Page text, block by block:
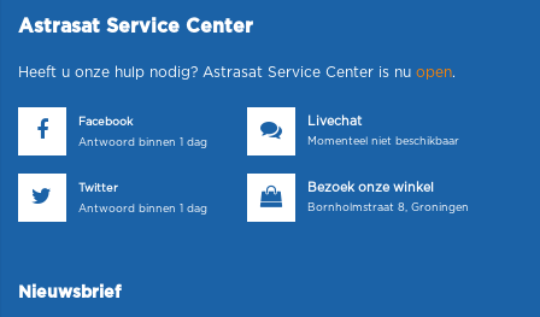
Astrasat Service Center
Heeft u onze hulp nodig? Astrasat Service Center is nu open.
Facebook
Antwoord binnen 1 dag
Livechat
Momenteel niet beschikbaar
Twitter
Antwoord binnen 1 dag
Bezoek onze winkel
Bornholmstraat 8, Groningen
Nieuwsbrief